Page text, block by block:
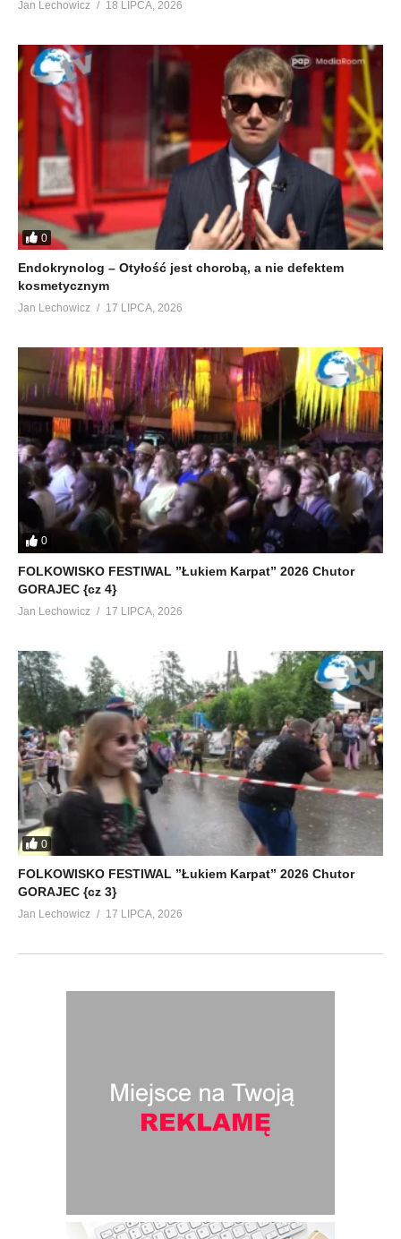
Jan Lechowicz 18 LIPCA, 2026
0
Endokrynolog – Otyłość jest chorobą, a nie defektem
kosmetycznym
Jan Lechowicz 17 LIPCA, 2026
0
FOLKOWISKO FESTIWAL ”Łukiem Karpat” 2026 Chutor
GORAJEC {cz 4}
Jan Lechowicz 17 LIPCA, 2026
0
FOLKOWISKO FESTIWAL ”Łukiem Karpat” 2026 Chutor
GORAJEC {cz 3}
Jan Lechowicz 17 LIPCA, 2026